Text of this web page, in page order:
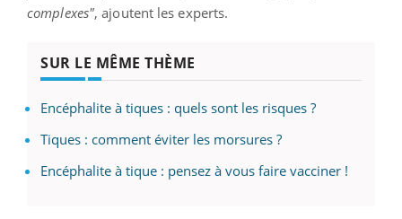
complexes", ajoutent les experts.
SUR LE MÊME THÈME
Encéphalite à tiques : quels sont les risques ?
Tiques : comment éviter les morsures ?
Encéphalite à tique : pensez à vous faire vacciner !